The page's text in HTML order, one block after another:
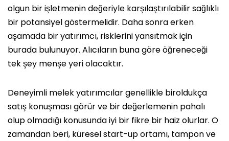
olgun bir işletmenin değeriyle karşılaştırılabilir sağlıklı
bir potansiyel göstermelidir. Daha sonra erken
aşamada bir yatırımcı, risklerini yansıtmak için
burada bulunuyor. Alıcıların buna göre öğreneceği
tek şey menşe yeri olacaktır.
Deneyimli melek yatırımcılar genellikle biroldukça
satış konuşması görür ve bir değerlemenin pahalı
olup olmadığı konusunda iyi bir fikre bir haiz olurlar. O
zamandan beri, küresel start-up ortamı, tampon ve